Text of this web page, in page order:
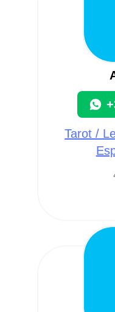
Tarot /